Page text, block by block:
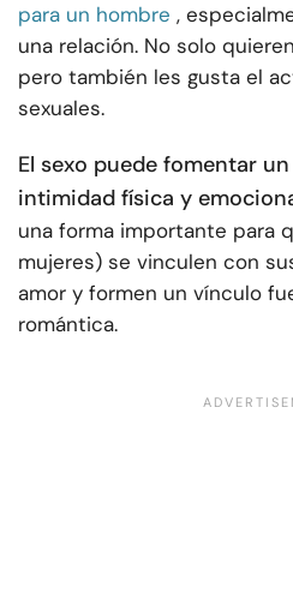
para un hombre ,
una relación. No solo
pero también les gusta el
sexuales.
El sexo puede fomentar
intimidad física y
una forma importante para
mujeres) se vinculen con
amor y formen un vínculo
romántica.